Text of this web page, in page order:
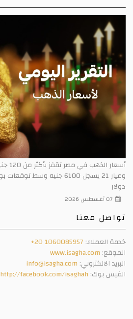
دولار
07 أغسطس 2026
تواصل معنا
خدمة العملاء: +20 1060085957
الموقع: www.isagha.com
البريد الالكتروني: info@isagha.com
الفيس بوك: http://facebook.com/isaghah